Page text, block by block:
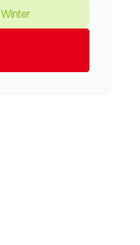
Winter